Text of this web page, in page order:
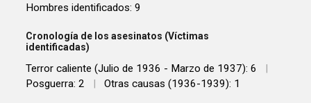
Hombres identificados: 9
Cronología de los asesinatos (Víctimas
identificadas)
Terror caliente (Julio de 1936 - Marzo de 1937): 6
|
Posguerra: 2
| Otras causas (1936-1939): 1